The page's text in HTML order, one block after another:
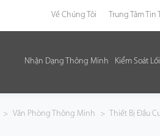
Về Chúng Tôi Trung Tâm Tin
Nhận Dạng Thông Minh Kiểm Soát
> Văn Phòng Thông Minh > Thiết Bị Đầu